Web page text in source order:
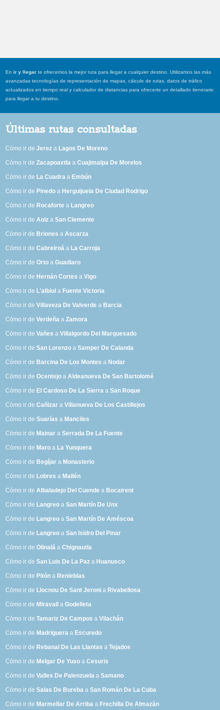
Enir y llegar te ofrecemos la mejor ruta para llegar a cualquier destino. Utilizamos las más
avanzadas tecnologías de representación de mapas, cálculo de rutas, datos de tráfico
actualizados en tiempo real y calculador de distancias para ofrecerte un detallado itenerario
para llegar a tu destino.
Últimas rutas consultadas
Cómo ir deJerez a Lagos De Moreno
Cómo ir deZacapoaxtla aCuajimalpa De Morelos
Cómo ir de La Cuadra a Embún
Cómo ir de Pinedo a Herguijuela De Ciudad Rodrigo
Cómo ir de Rocaforte a Langreo
Cómo ir deAoiz aSan Clemente
Cómo ir de Briones aAscarza
Cómo ir deCabreiroá a La Carroja
Cómo ir deOrto aGuadiaro
Cómo ir de Hernán Cortes aVigo
Cómo ir de L'albiol a Fuente Victoria
Cómo ir deVillaveza De Valverde a Barcia
Cómo ir deVerdeña aZamora
Cómo ir deVañes aVillalgordo Del Marquesado
Cómo ir deSan Lorenzo aSamper De Calanda
Cómo ir de Barcina De Los Montes a Nodar
Cómo ir deOcentejo aAldeanueva De San Bartolomé
Cómo ir de El Cardoso De La Sierra aSan Roque
Cómo ir deCañizar aVillanueva De Los Castillejos
Cómo ir deSuarías a Manciles
Cómo ir de Mainar aSerrada De La Fuente
Cómo ir de Maro a La Yunquera
Cómo ir de Begíjar a Monasterio
Cómo ir de Lobres a Mallén
Cómo ir deAlbaladejo Del Cuende a Bocairent
Cómo ir de Langreo aSan Martín De Unx
Cómo ir de Langreo aSan Martín De Améscoa
Cómo ir de Langreo aSan Isidro Del Pinar
Cómo ir deOlinalá aChignautla
Cómo ir deSan Luis De La Paz a Huanusco
Cómo ir de Pitón a Renieblas
Cómo ir de Llocnou De Sant Jeroni a Rivabellosa
Cómo ir de Miravall aGodelleta
Cómo ir deTamariz De Campos aVilachán
Cómo ir de Madriguera a Escuredo
Cómo ir de Rebanal De Las Llantas aTejados
Cómo ir de Melgar De Yuso aCesuris
Cómo ir deValles De Palenzuela aSamano
Cómo ir deSalas De Bureba aSan Román De La Cuba
Cómo ir de Marmellar De Arriba a Frechilla De Almazán